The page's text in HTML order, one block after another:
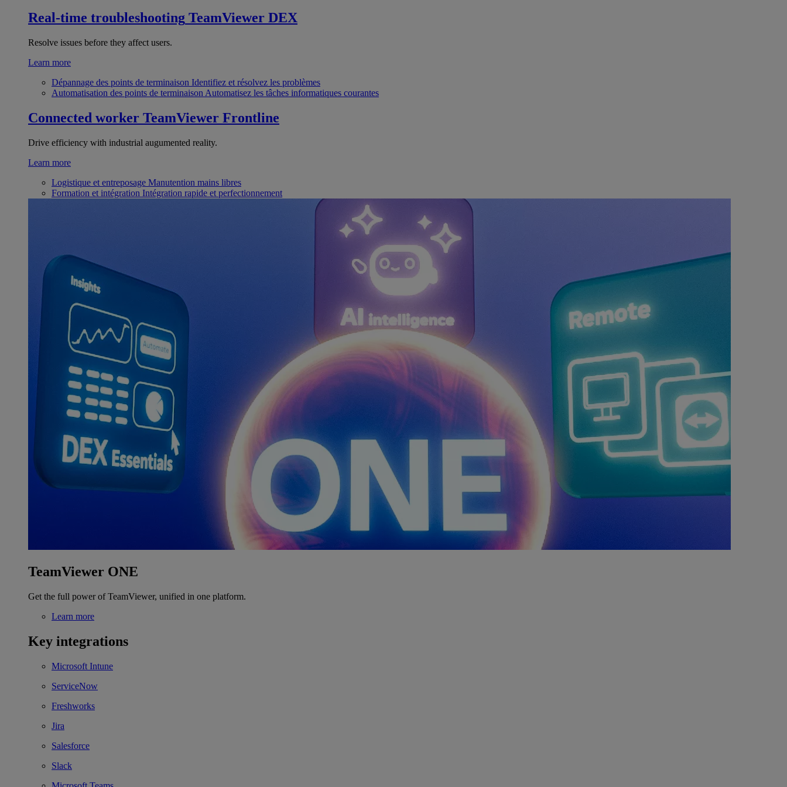
Real-time troubleshooting TeamViewer DEX
Resolve issues before they affect users.
Learn more
Dépannage des points de terminaison Identifiez et résolvez les problèmes
Automatisation des points de terminaison Automatisez les tâches informatiques courantes
Connected worker TeamViewer Frontline
Drive efficiency with industrial augumented reality.
Learn more
Logistique et entreposage Manutention mains libres
Formation et intégration Intégration rapide et perfectionnement
TeamViewer ONE
Get the full power of TeamViewer, unified in one platform.
Learn more
Key integrations
Microsoft Intune
ServiceNow
Freshworks
Jira
Salesforce
Slack